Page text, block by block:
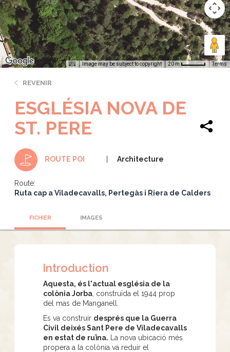
Image may be subject to copyright 20 m Terms
REVENIR
ESGLÉSIA NOVA DE
ST. PERE
ROUTE POI Architecture
Route:
Ruta cap a Viladecavalls, Pertegàs i Riera de Calders
FICHIER IMAGES
Introduction
Aquesta, és l'actual església de la
colònia Jorba , construïda el 1944 prop
del mas de Manganell.
Es va construir després que la Guerra
Civil deixés Sant Pere de Viladecavalls
en estat de ruïna. La nova ubicació més
propera a la colònia va reduir el